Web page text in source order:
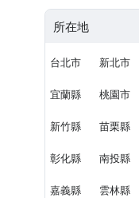
所在地
台北市 新北市
宜蘭縣 桃園市
新竹縣 苗栗縣
彰化縣 南投縣
嘉義縣 雲林縣